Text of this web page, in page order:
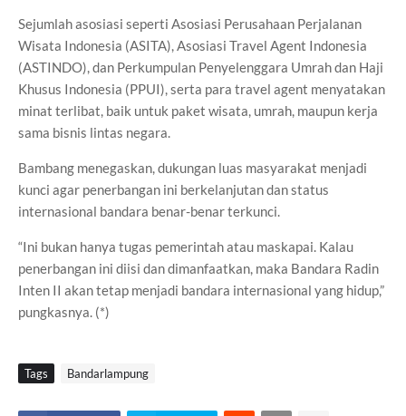
Sejumlah asosiasi seperti Asosiasi Perusahaan Perjalanan
Wisata Indonesia (ASITA), Asosiasi Travel Agent Indonesia
(ASTINDO), dan Perkumpulan Penyelenggara Umrah dan Haji
Khusus Indonesia (PPUI), serta para travel agent menyatakan
minat terlibat, baik untuk paket wisata, umrah, maupun kerja
sama bisnis lintas negara.
Bambang menegaskan, dukungan luas masyarakat menjadi
kunci agar penerbangan ini berkelanjutan dan status
internasional bandara benar-benar terkunci.
“Ini bukan hanya tugas pemerintah atau maskapai. Kalau
penerbangan ini diisi dan dimanfaatkan, maka Bandara Radin
Inten II akan tetap menjadi bandara internasional yang hidup,”
pungkasnya. (*)
Tags Bandarlampung